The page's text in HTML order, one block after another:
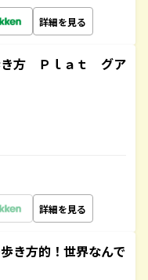
詳細を見る
方 Ｐｌａｔ グア
詳細を見る
き方的！世界なんで